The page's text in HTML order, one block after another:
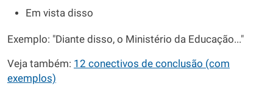
Em vista disso
Exemplo: "Diante disso, o Ministério da Educação..."
Veja também: 12 conectivos de conclusão (com
exemplos)